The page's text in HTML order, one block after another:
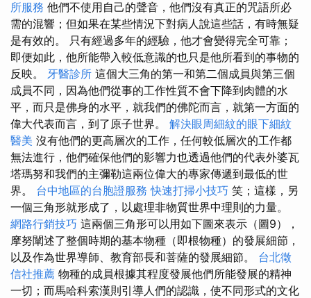
所服務 他們不使用自己的聲音，他們沒有真正的咒語所必
需的混響；但如果在某些情況下對病人說這些話，有時無疑
是有效的。 只有經過多年的經驗，他才會變得完全可靠；
即便如此，他所能帶入較低意識的也只是他所看到的事物的
反映。 牙醫診所 這個大三角的第一和第二個成員與第三個
成員不同，因為他們從事的工作性質不會下降到肉體的水
平，而只是佛身的水平，就我們的佛陀而言，就第一方面的
偉大代表而言，到了原子世界。 解決眼周細紋的眼下細紋
醫美 沒有他們的更高層次的工作，任何較低層次的工作都
無法進行，他們確保他們的影響力也透過他們的代表外婆瓦
塔瑪努和我們的主彌勒這兩位偉大的專家傳遞到最低的世
界。 台中地區的台胞證服務 快速打掃小技巧 笑；這樣，另
一個三角形就形成了，以處理非物質世界中理則的力量。
網路行銷技巧 這兩個三角形可以用如下圖來表示（圖9），
摩努闡述了整個時期的基本物種（即根物種）的發展細節，
以及作為世界導師、教育部長和菩薩的發展細節。 台北徵
信社推薦 物種的成員根據其程度發展他們所能發展的精神
一切；而馬哈科索漢則引導人們的認識，使不同形式的文化